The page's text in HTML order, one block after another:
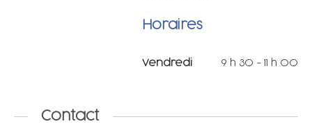
Horaires
Vendredi 9 h 30 - 11 h 00
Contact